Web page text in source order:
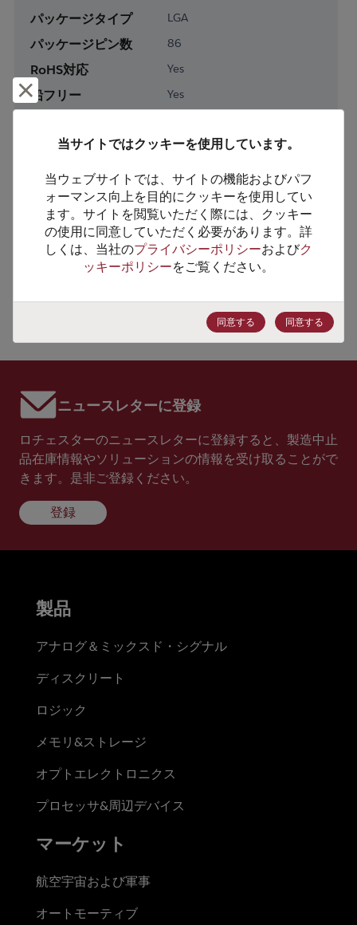
パッケージタイプ LGA
パッケージピン数 86
RoHS対応 Yes
鉛フリー Yes
梱包数 500
製品カテゴリー Processor & Peripheral
製品サブカテゴリー Microcontroller & SoC
製品グループ Wireless SOCs
HTSコード 8517.62.0030
ECCN番号 5A992.C
ニュースレターに登録
ロチェスターのニュースレターに登録すると、製造中止
品在庫情報やソリューションの情報を受け取ることがで
きます。是非ご登録ください。
登録
却下して閉じる
当サイトではクッキーを使用しています。
当ウェブサイトでは、サイトの機能およびパフ
ォーマンス向上を目的にクッキーを使用してい
ます。サイトを閲覧いただく際には、クッキー
の使用に同意していただく必要があります。詳
しくは、当社のプライバシーポリシーおよびク
ッキーポリシーをご覧ください。
同意する 同意する
製品
アナログ＆ミックスド・シグナル
ディスクリート
ロジック
メモリ&ストレージ
オプトエレクトロニクス
プロセッサ&周辺デバイス
マーケット
航空宇宙および軍事
オートモーティブ